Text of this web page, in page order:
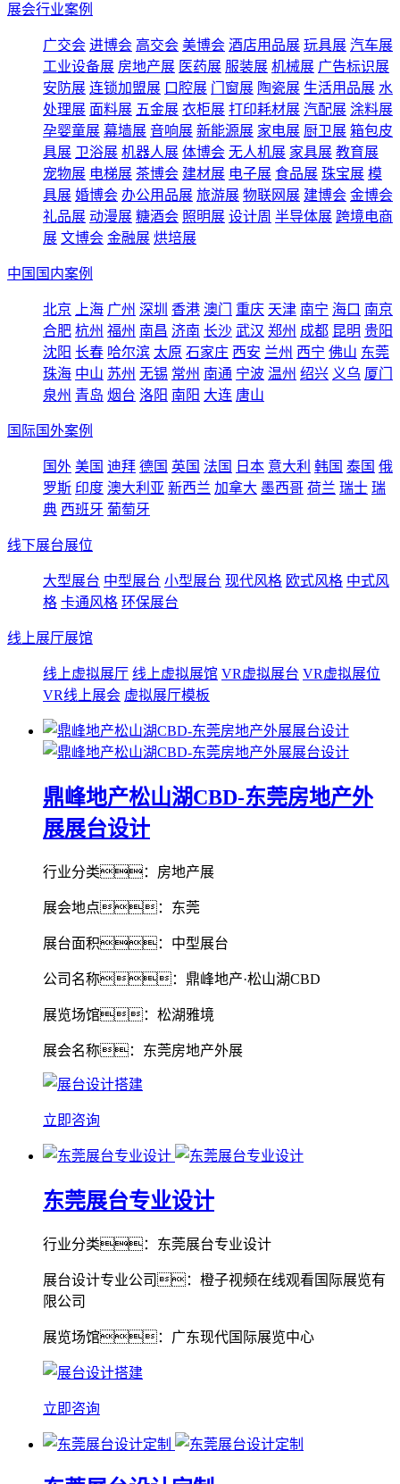
展会行业案例
广交会 进博会 高交会 美博会 酒店用品展 玩具展 汽车展
工业设备展 房地产展 医药展 服装展 机械展 广告标识展
安防展 连锁加盟展 口腔展 门窗展 陶瓷展 生活用品展 水
处理展 面料展 五金展 衣柜展 打印耗材展 汽配展 涂料展
孕婴童展 幕墙展 音响展 新能源展 家电展 厨卫展 箱包皮
具展 卫浴展 机器人展 体博会 无人机展 家具展 教育展
宠物展 电梯展 茶博会 建材展 电子展 食品展 珠宝展 模
具展 婚博会 办公用品展 旅游展 物联网展 建博会 金博会
礼品展 动漫展 糖酒会 照明展 设计周 半导体展 跨境电商
展 文博会 金融展 烘培展
中国国内案例
北京 上海 广州 深圳 香港 澳门 重庆 天津 南宁 海口 南京
合肥 杭州 福州 南昌 济南 长沙 武汉 郑州 成都 昆明 贵阳
沈阳 长春 哈尔滨 太原 石家庄 西安 兰州 西宁 佛山 东莞
珠海 中山 苏州 无锡 常州 南通 宁波 温州 绍兴 义乌 厦门
泉州 青岛 烟台 洛阳 南阳 大连 唐山
国际国外案例
国外 美国 迪拜 德国 英国 法国 日本 意大利 韩国 泰国 俄
罗斯 印度 澳大利亚 新西兰 加拿大 墨西哥 荷兰 瑞士 瑞
典 西班牙 葡萄牙
线下展台展位
大型展台 中型展台 小型展台 现代风格 欧式风格 中式风
格 卡通风格 环保展台
线上展厅展馆
线上虚拟展厅 线上虚拟展馆 VR虚拟展台 VR虚拟展位
VR线上展会 虚拟展厅模板
鼎峰地产松山湖CBD-东莞房地产外
展展台设计
行业分类：房地产展
展会地点：东莞
展台面积：中型展台
公司名称：鼎峰地产·松山湖CBD
展览场馆：松湖雅境
展会名称：东莞房地产外展
立即咨询
东莞展台专业设计
行业分类：东莞展台专业设计
展台设计专业公司：橙子视频在线观看国际展览有
限公司
展览场馆：广东现代国际展览中心
立即咨询